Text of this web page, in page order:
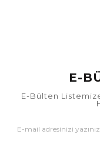
E-
E-Bülten